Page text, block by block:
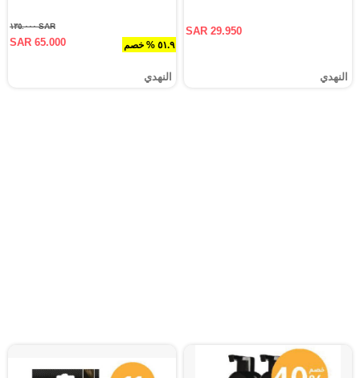
SAR 29.950
النهدي
٥١.٩ % خصم
SAR ١٣٥.٠٠٠
SAR 65.000
النهدي